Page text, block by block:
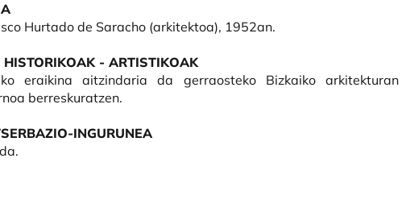
Hurtado de Saracho (arkitektoa), 1952an.
HISTORIKOAK - ARTISTIKOAK
eraikina aitzindaria da gerraosteko Bizkaiko arkitekturan
berreskuratzen.
INGURUNEA